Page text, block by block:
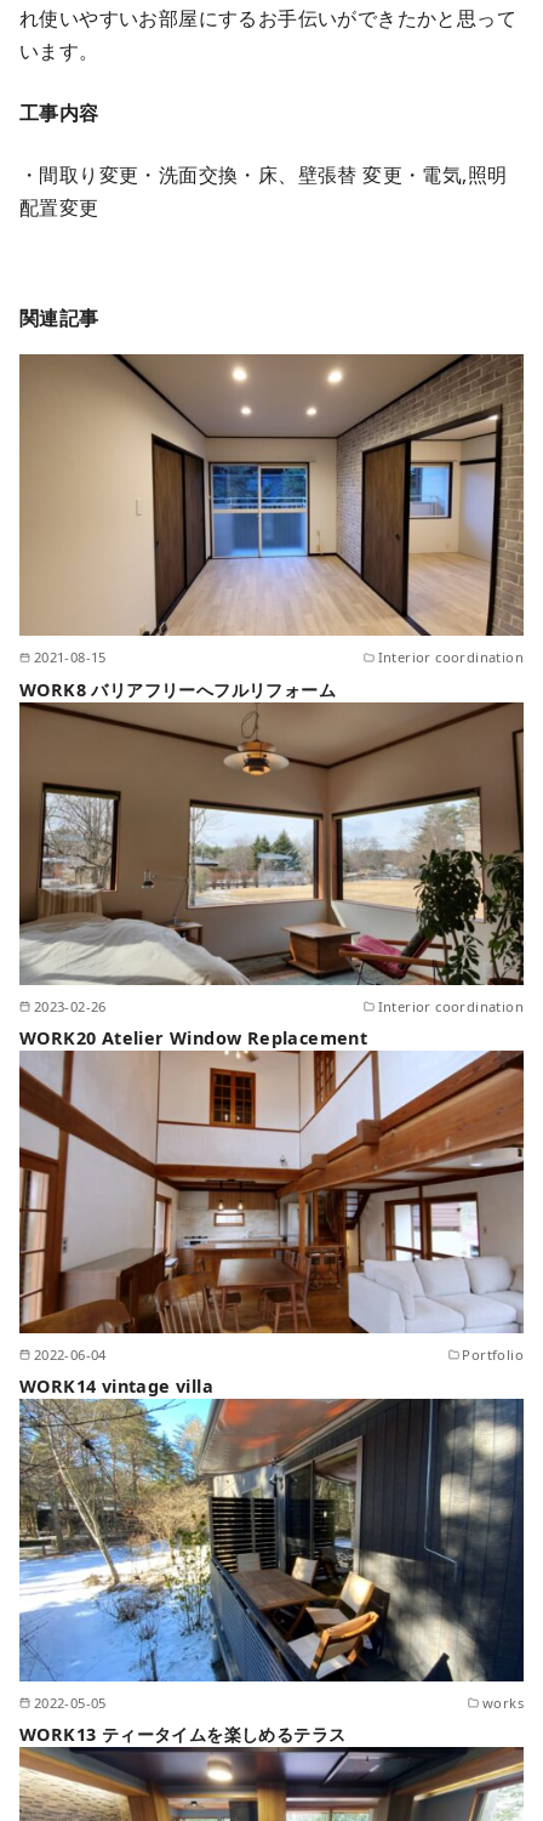
れ使いやすいお部屋にするお手伝いができたかと思って
います。
工事内容
・間取り変更・洗面交換・床、壁張替 変更・電気,照明
配置変更
関連記事
2021-08-15 Interior coordination
WORK8 バリアフリーへフルリフォーム
2023-02-26 Interior coordination
WORK20 Atelier Window Replacement
2022-06-04 Portfolio
WORK14 vintage villa
2022-05-05 works
WORK13 ティータイムを楽しめるテラス